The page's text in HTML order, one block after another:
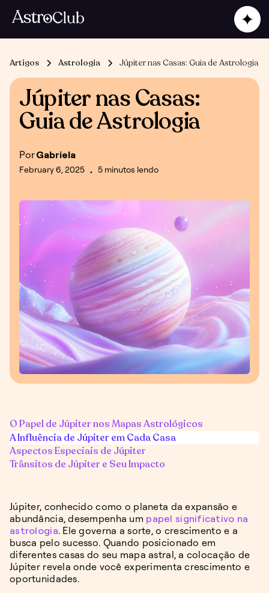
Artigos Astrologia Júpiter nas Casas: Guia de Astrologia
Júpiter nas Casas:
Guia de Astrologia
PorGabriela
February 6, 2025 • 5 minutos lendo
O Papel de Júpiter nos Mapas Astrológicos
A Influência de Júpiter em Cada Casa
Aspectos Especiais de Júpiter
Trânsitos de Júpiter e Seu Impacto
Júpiter, conhecido como o planeta da expansão e
abundância, desempenha um papel significativo na
astrologia. Ele governa a sorte, o crescimento e a
busca pelo sucesso. Quando posicionado em
diferentes casas do seu mapa astral, a colocação de
Júpiter revela onde você experimenta crescimento e
oportunidades.